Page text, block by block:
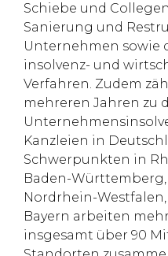
Schiebe und
Sanierung und
Unternehmen sowie
insolvenz- und
Verfahren. Zudem
mehreren Jahren zu
Kanzleien in
Schwerpunkten in
Baden-Württemberg,
Nordrhein-
Bayern arbeiten
insgesamt über 90